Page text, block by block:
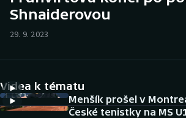
Hokej
Cyklistika
Shnaiderovou
29. 9. 2023
Videa k tématu
Menšík prošel v
České tenistky na MS